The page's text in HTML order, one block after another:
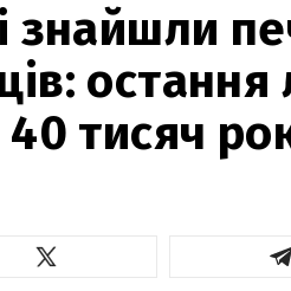
знайшли
тисяч